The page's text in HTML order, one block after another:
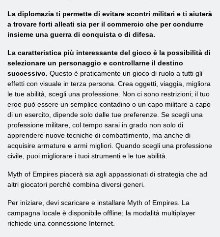
La diplomazia ti permette di evitare scontri militari e ti aiuterà
a trovare forti alleati sia per il commercio che per condurre
insieme una guerra di conquista o di difesa.
La caratteristica più interessante del gioco è la possibilità di
selezionare un personaggio e controllarne il destino
successivo. Questo è praticamente un gioco di ruolo a tutti gli
effetti con visuale in terza persona. Crea oggetti, viaggia, migliora
le tue abilità, scegli una professione. Non ci sono restrizioni; il tuo
eroe può essere un semplice contadino o un capo militare a capo
di un esercito, dipende solo dalle tue preferenze. Se scegli una
professione militare, col tempo sarai in grado non solo di
apprendere nuove tecniche di combattimento, ma anche di
acquisire armature e armi migliori. Quando scegli una professione
civile, puoi migliorare i tuoi strumenti e le tue abilità.
Myth of Empires piacerà sia agli appassionati di strategia che ad
altri giocatori perché combina diversi generi.
Per iniziare, devi scaricare e installare Myth of Empires. La
campagna locale è disponibile offline; la modalità multiplayer
richiede una connessione Internet.